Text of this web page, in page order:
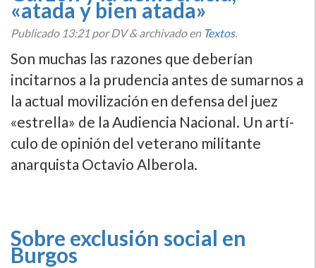
«atada y bien atada»
Publicado 13:21 por DV&archivado en Textos.
Son muchas las razones que deberí­an
incitarnos a la prudencia antes de sumarnos a
la actual movilización en defensa del juez
«estrella» de la Audiencia Nacional. Un artí­
culo de opinión del veterano militante
anarquista Octavio Alberola.
Sobre exclusión social en
Burgos